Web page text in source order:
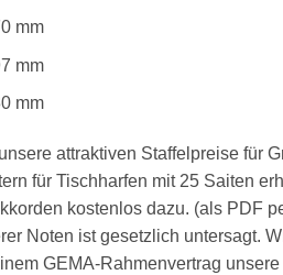
mm
mm
mm
attraktiven Staffelpreise für
für Tischharfen mit 25 Saiten
kostenlos dazu. (als PDF
Noten ist gesetzlich untersagt.
GEMA-Rahmenvertrag